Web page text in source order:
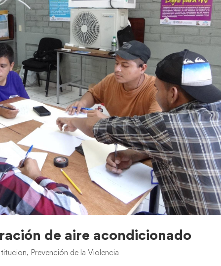
de aire acondicionado
, Prevención de la Violencia